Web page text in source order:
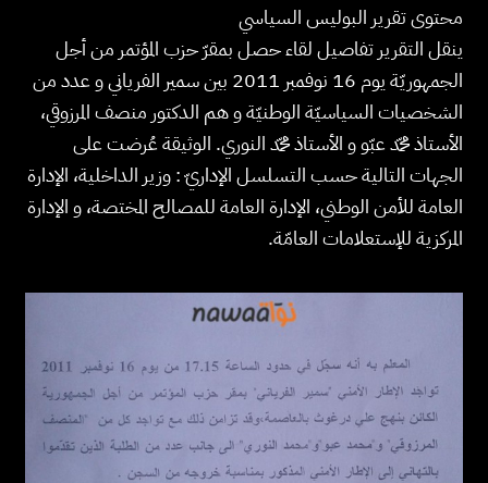
محتوى تقرير البوليس السياسي
ينقل التقرير تفاصيل لقاء حصل بمقرّ حزب المؤتمر من أجل
الجمهوريّة يوم 16 نوفمبر 2011 بين سمير الفرياني و عدد من
الشخصيات السياسيّة الوطنيّة و هم الدكتور منصف المرزوقي،
الأستاذ محمّد عبّو و الأستاذ محمّد النوري. الوثيقة عُرضت على
الجهات التالية حسب التسلسل الإداريّ : وزير الداخلية، الإدارة
العامة للأمن الوطني، الإدارة العامة للمصالح المختصة، و الإدارة
المركزية للإستعلامات العامّة.